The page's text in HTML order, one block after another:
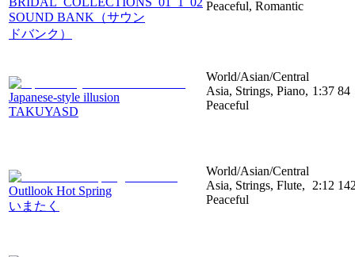
SOUND BANK（サウン
ドバンク）
Peaceful, Romantic
Japanese-style illusion
TAKUYASD
World/Asian/Central
Asia, Strings, Piano,
Peaceful
1:37 84
Outllook Hot Spring
いまたく
World/Asian/Central
Asia, Strings, Flute,
Peaceful
2:12